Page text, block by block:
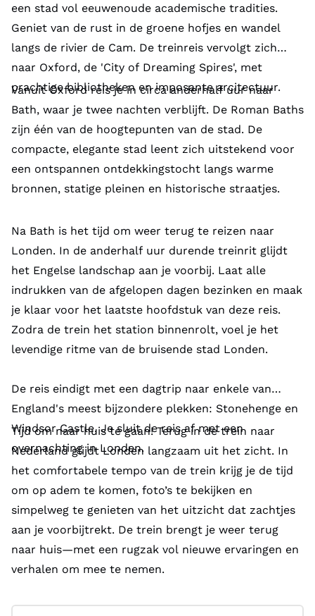
een stad vol eeuwenoude academische tradities.
Geniet van de rust in de groene hofjes en wandel
langs de rivier de Cam. De treinreis vervolgt zich
naar Oxford, de 'City of Dreaming Spires', met
prachtige bibliotheken en imposante arcitectuur.
Vanuit Oxford reis je in circa anderhalf uur naar
Bath, waar je twee nachten verblijft. De Roman Baths
zijn één van de hoogtepunten van de stad. De
compacte, elegante stad leent zich uitstekend voor
een ontspannen ontdekkingstocht langs warme
bronnen, statige pleinen en historische straatjes.
Na Bath is het tijd om weer terug te reizen naar
Londen. In de anderhalf uur durende treinrit glijdt
het Engelse landschap aan je voorbij. Laat alle
indrukken van de afgelopen dagen bezinken en maak
je klaar voor het laatste hoofdstuk van deze reis.
Zodra de trein het station binnenrolt, voel je het
levendige ritme van de bruisende stad Londen.
De reis eindigt met een dagtrip naar enkele van
England's meest bijzondere plekken: Stonehenge en
Windsor Castle. Je sluit de reis af met een
overnachting in Londen.
Tijd om naar huis te gaan! Terug in de trein naar
Nederland glijdt Londen langzaam uit het zicht. In
het comfortabele tempo van de trein krijg je de tijd
om op adem te komen, foto’s te bekijken en
simpelweg te genieten van het uitzicht dat zachtjes
aan je voorbijtrekt. De trein brengt je weer terug
naar huis—met een rugzak vol nieuwe ervaringen en
verhalen om mee te nemen.